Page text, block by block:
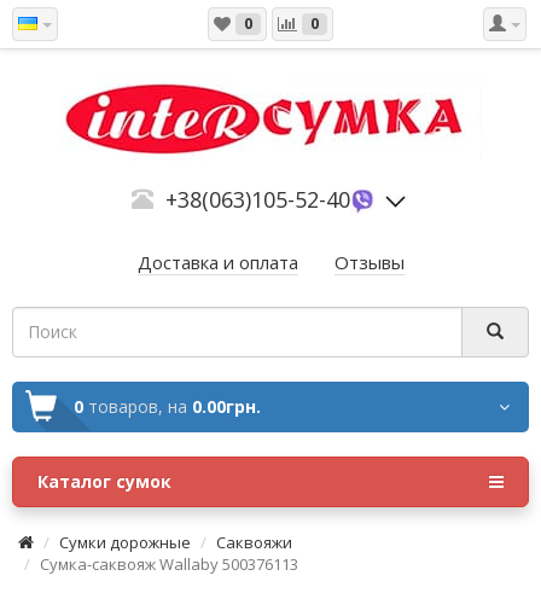
0 0
+38(063)105-52-40
Доставка и оплата Отзывы
0 товаров, на 0.00грн.
Каталог сумок
Сумки дорожные
Саквояжи
Сумка-саквояж Wallaby 500376113